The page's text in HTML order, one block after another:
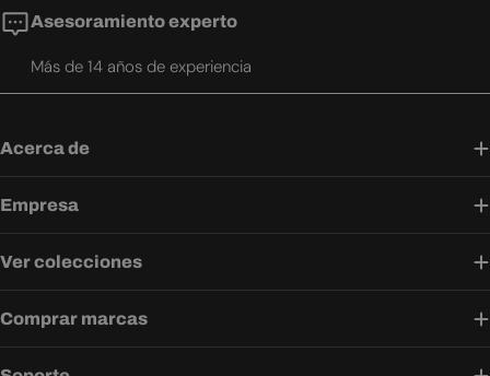
Asesoramiento experto
Más de 14 años de experiencia
Acerca de
Empresa
Ver colecciones
Comprar marcas